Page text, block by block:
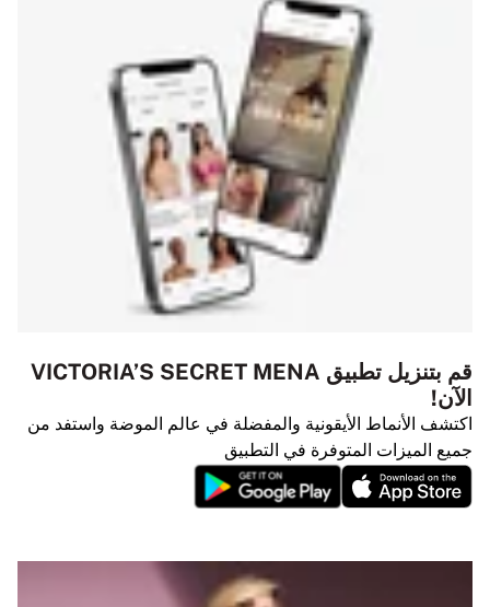
قم بتنزيل تطبيق VICTORIA’S SECRET MENA
الآن!
اكتشف الأنماط الأيقونية والمفضلة في عالم الموضة واستفد من
جميع الميزات المتوفرة في التطبيق